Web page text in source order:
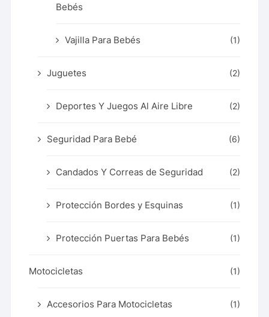
Bebés
Vajilla Para Bebés (1)
Juguetes (2)
Deportes Y Juegos Al Aire Libre (2)
Seguridad Para Bebé (6)
Candados Y Correas de Seguridad (2)
Protección Bordes y Esquinas (1)
Protección Puertas Para Bebés (1)
Motocicletas (1)
Accesorios Para Motocicletas (1)